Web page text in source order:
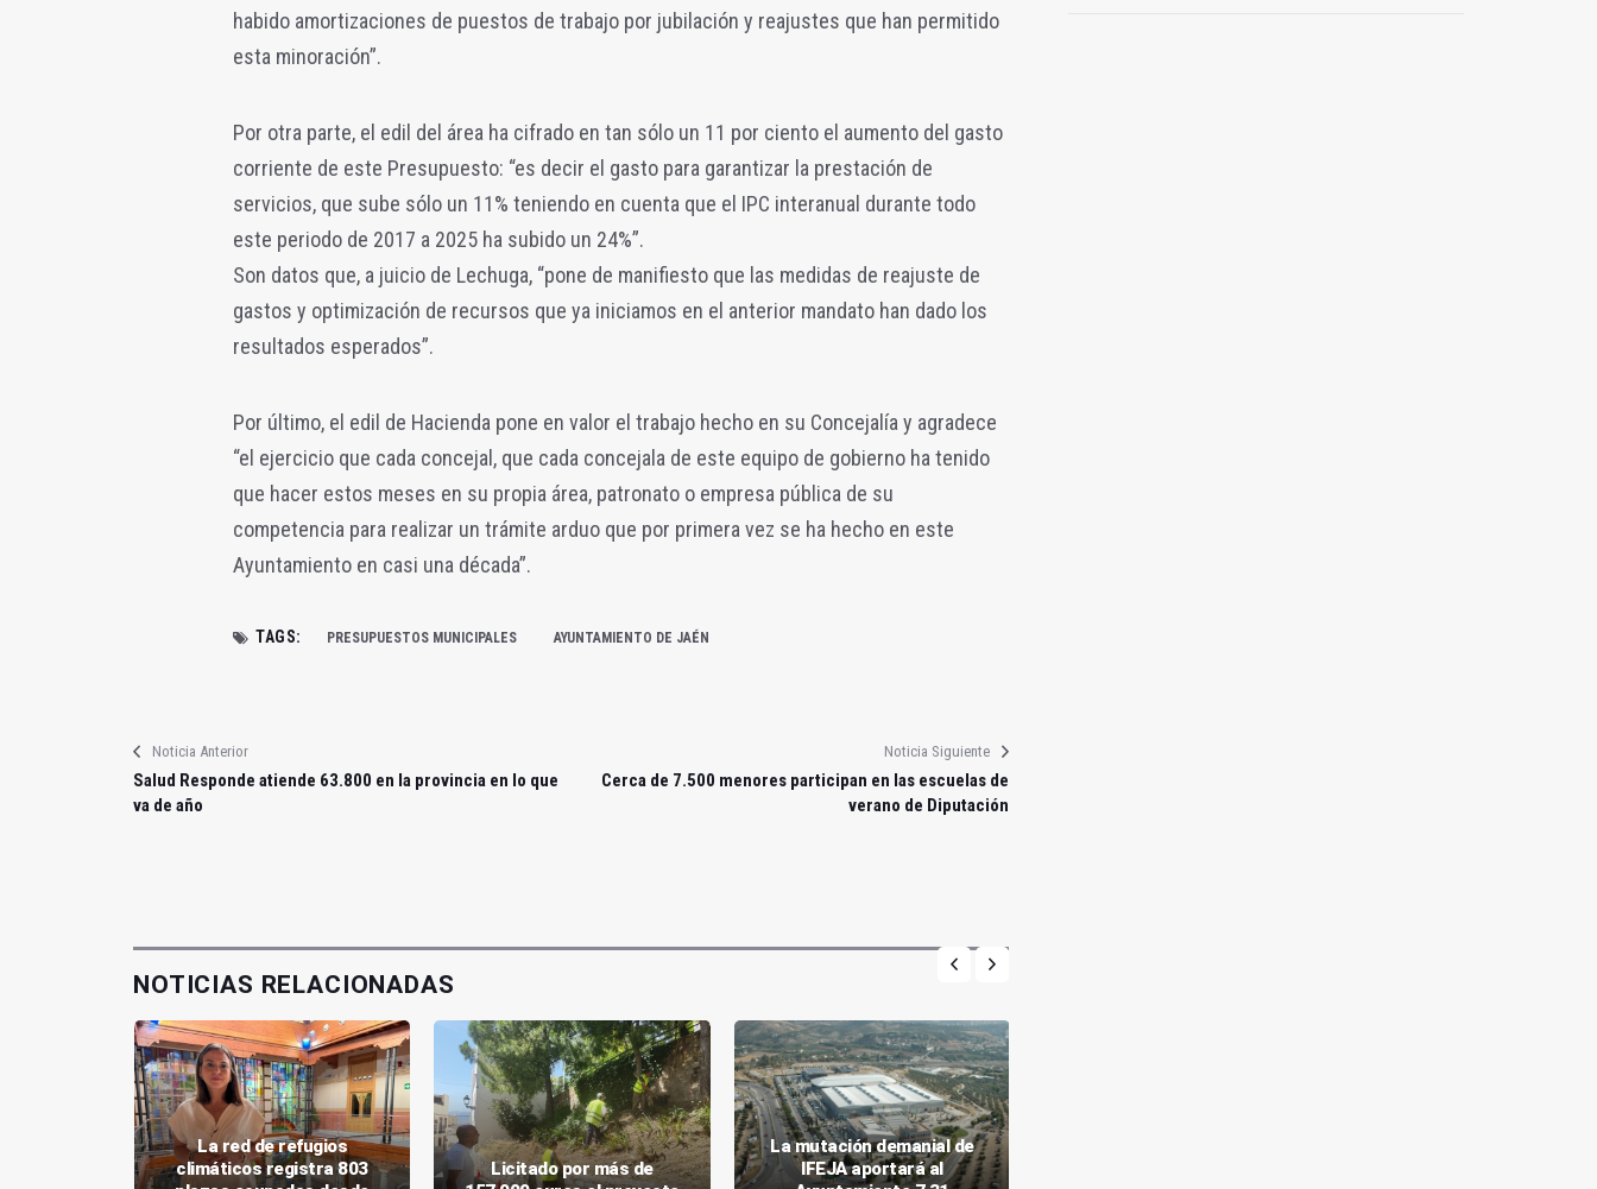
habido amortizaciones de puestos de trabajo por jubilación y reajustes que han permitido
esta minoración”.
Por otra parte, el edil del área ha cifrado en tan sólo un 11 por ciento el aumento del gasto
corriente de este Presupuesto: “es decir el gasto para garantizar la prestación de
servicios, que sube sólo un 11% teniendo en cuenta que el IPC interanual durante todo
este periodo de 2017 a 2025 ha subido un 24%”.
Son datos que, a juicio de Lechuga, “pone de manifiesto que las medidas de reajuste de
gastos y optimización de recursos que ya iniciamos en el anterior mandato han dado los
resultados esperados”.
Por último, el edil de Hacienda pone en valor el trabajo hecho en su Concejalía y agradece
“el ejercicio que cada concejal, que cada concejala de este equipo de gobierno ha tenido
que hacer estos meses en su propia área, patronato o empresa pública de su
competencia para realizar un trámite arduo que por primera vez se ha hecho en este
Ayuntamiento en casi una década”.
TAGS: PRESUPUESTOS MUNICIPALES AYUNTAMIENTO DE JAÉN
Noticia Anterior
Salud Responde atiende 63.800 en la provincia en lo que
va de año
Noticia Siguiente
Cerca de 7.500 menores participan en las escuelas de
verano de Diputación
NOTICIAS RELACIONADAS
La red de refugios
climáticos registra 803
Licitado por más de
La mutación demanial de
IFEJA aportará al